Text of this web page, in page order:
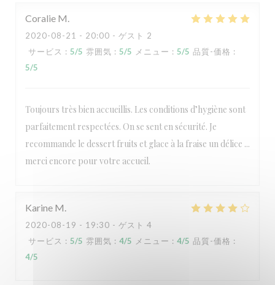
Coralie M
2020-08-21 - 20:00 - ゲスト 2
サービス : 5/5 雰囲気 : 5/5 メニュー : 5/5 品質-価格 :
5/5
Toujours très bien accueillis. Les conditions d’hygiène sont
parfaitement respectées. On se sent en sécurité. Je
recommande le dessert fruits et glace à la fraise un délice ...
merci encore pour votre accueil.
Karine M
2020-08-19 - 19:30 - ゲスト 4
サービス : 5/5 雰囲気 : 4/5 メニュー : 4/5 品質-価格 :
4/5